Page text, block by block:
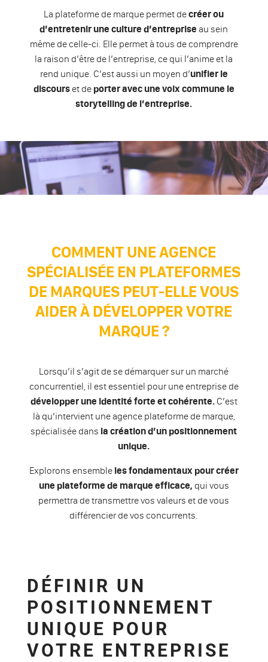
La plateforme de marque permet decréer ou
d’entretenir une culture d’entreprise au sein
même de celle-ci. Elle permet à tous de comprendre
la raison d’être de l’entreprise, ce qui l’anime et la
rend unique. C’est aussi un moyen d’unifier le
discourset de porter avec une voix commune le
storytelling de l’entreprise.
COMMENT UNE AGENCE
SPÉCIALISÉE EN PLATEFORMES
DE MARQUES PEUT-ELLE VOUS
AIDER À DÉVELOPPER VOTRE
MARQUE ?
Lorsqu’il s’agit de se démarquer sur un marché
concurrentiel, il est essentiel pour une entreprise de
développer une identité forte et cohérente.C’est
là qu’intervient une agence plateforme de marque,
spécialisée dans la création d’un positionnement
unique.
Explorons ensemble les fondamentaux pour créer
une plateforme de marque efficace, qui vous
permettra de transmettre vos valeurs et de vous
différencier de vos concurrents.
DÉFINIR UN
POSITIONNEMENT
UNIQUE POUR
VOTRE ENTREPRISE